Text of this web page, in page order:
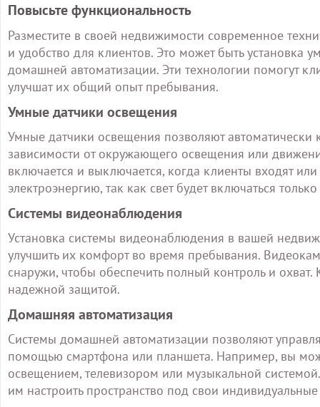
Повысьте функциональность
Разместите в своей недвижимости современное
и удобство для клиентов. Это может быть
домашней автоматизации. Эти технологии помогут
улучшат их общий опыт пребывания.
Умные датчики освещения
Умные датчики освещения позволяют
зависимости от окружающего освещения или
включается и выключается, когда клиенты входят
электроэнергию, так как свет будет включаться
Системы видеонаблюдения
Установка системы видеонаблюдения в вашей
улучшить их комфорт во время пребывания.
снаружи, чтобы обеспечить полный контроль и
надежной защитой.
Домашняя автоматизация
Системы домашней автоматизации позволяют
помощью смартфона или планшета. Например, вы
освещением, телевизором или музыкальной
им настроить пространство под свои